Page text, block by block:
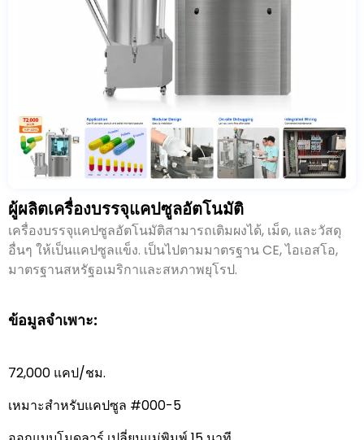
ผู้ผลิตเครื่องบรรจุแคปซูลอัตโนมัติ
เครื่องบรรจุแคปซูลอัตโนมัติสามารถเติมผงได้, เม็ด, และวัสดุ
อื่นๆ ให้เป็นแคปซูลแข็ง. เป็นไปตามมาตรฐาน CE, ไอเอสโอ,
มาตรฐานสหรัฐอเมริกาและสหภาพยุโรป.
ข้อมูลจำเพาะ:
72,000 แคป/ชม.
เหมาะสำหรับแคปซูล #000-5